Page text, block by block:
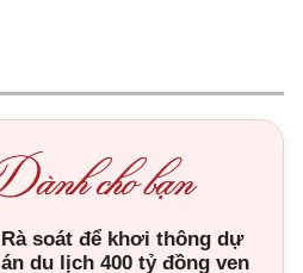
Rà soát để khơi thông dự
án du lịch 400 tỷ đồng ven